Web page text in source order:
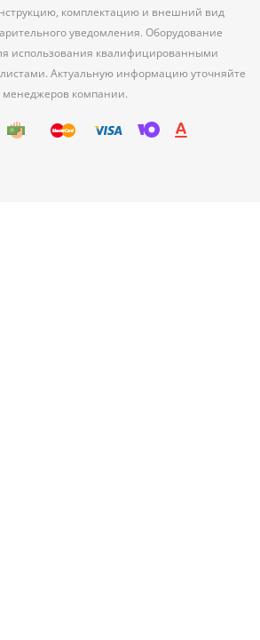
комплектацию и внешний вид
уведомления. Оборудование
использования квалифицированными
Актуальную информацию уточняйте
менеджеров компании.